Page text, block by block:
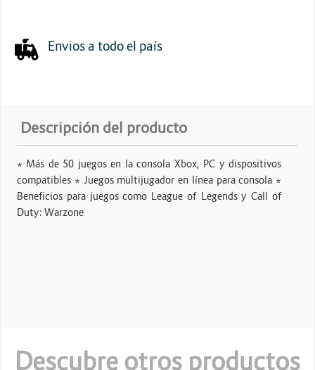
Envios a todo el país
Descripción del producto
* Más de 50 juegos en la consola Xbox, PC y dispositivos
compatibles * Juegos multijugador en línea para consola *
Beneficios para juegos como League of Legends y Call of
Duty: Warzone
Descubre otros productos